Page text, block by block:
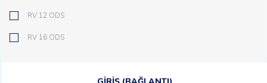
RV 12 ODS
RV 16 ODS